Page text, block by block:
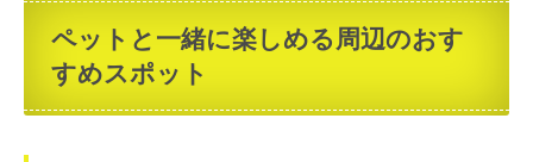
ペットと一緒に楽しめる周辺のおす
すめスポット